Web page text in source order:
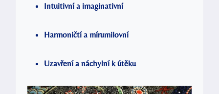
Intuitivní a imaginativní
Harmoničtí a mírumilovní
Uzavření a náchylní k útěku